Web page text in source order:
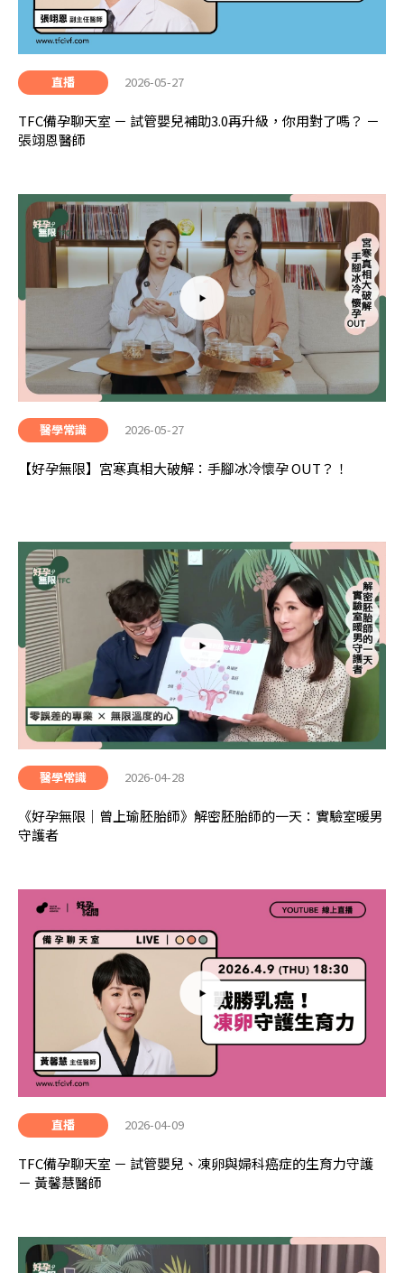
直播 2026-05-27
TFC備孕聊天室 － 試管嬰兒補助3.0再升級，你用對了嗎？ －
張翊恩醫師
醫學常識 2026-05-27
【好孕無限】宮寒真相大破解：手腳冰冷懷孕 OUT？！
醫學常識 2026-04-28
《好孕無限｜曾上瑜胚胎師》解密胚胎師的一天：實驗室暖男
守護者
直播 2026-04-09
TFC備孕聊天室 － 試管嬰兒、凍卵與婦科癌症的生育力守護
－ 黃馨慧醫師